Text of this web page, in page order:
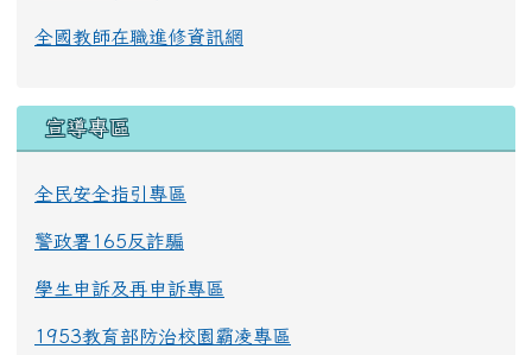
全國教師在職進修資訊網
宣導專區
全民安全指引專區
警政署165反詐騙
學生申訴及再申訴專區
1953教育部防治校園霸凌專區